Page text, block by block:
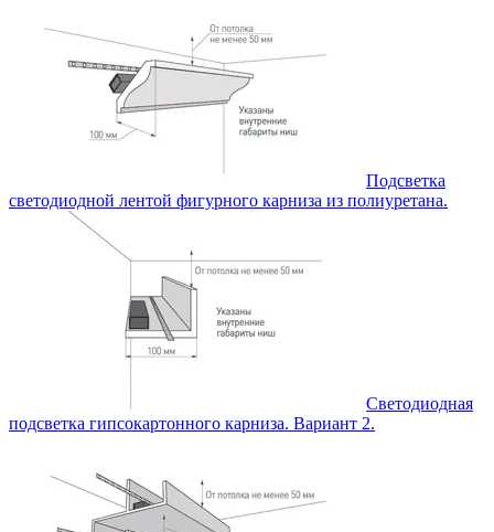
Подсветка
светодиодной лентой фигурного карниза из полиуретана.
Светодиодная
подсветка гипсокартонного карниза. Вариант 2.